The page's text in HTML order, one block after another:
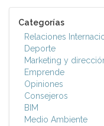
Categorías
Relaciones
Deporte
Marketing y
Emprende
Opiniones
Consejeros
BIM
Medio Ambiente